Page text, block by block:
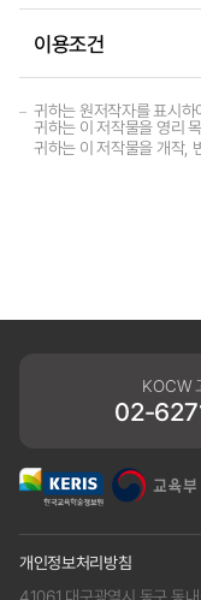
이용조건
귀하는 원저작자를 표시하
귀하는 이 저작물을 영리
귀하는 이 저작물을 개작,
KOCW
02-
개인정보처리방침